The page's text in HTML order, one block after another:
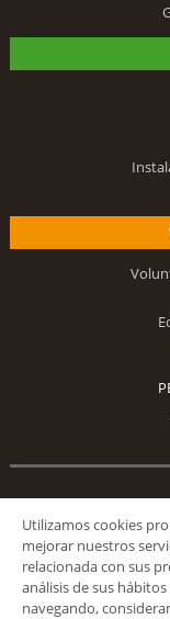
Utilizamos cookies
mejorar nuestros
relacionada con sus
análisis de sus
navegando,